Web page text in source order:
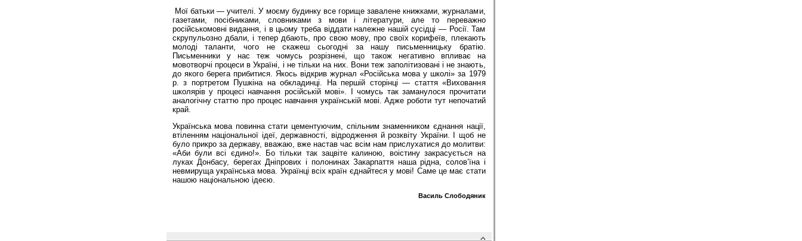
Мої батьки — учителі. У моєму будинку все горище завалене книжками, журналами,
газетами, посібниками, словниками з мови і літератури, але то переважно
російськомовні видання, і в цьому треба віддати належне нашій сусідці — Росії. Там
скрупульозно дбали, і тепер дбають, про свою мову, про своїх корифеїв, плекають
молоді таланти, чого не скажеш сьогодні за нашу письменницьку братію.
Письменники у нас теж чомусь розрізнені, що також негативно впливає на
мовотворчі процеси в Україні, і не тільки на них. Вони теж заполітизовані і не знають,
до якого берега прибитися. Якось відкрив журнал «Російська мова у школі» за 1979
р. з портретом Пушкіна на обкладинці. На першій сторінці — стаття «Виховання
школярів у процесі навчання російській мові». І чомусь так заманулося прочитати
аналогічну статтю про процес навчання українській мові. Адже роботи тут непочатий
край.
Українська мова повинна стати цементуючим, спільним знаменником єднання нації,
втіленням національної ідеї, державності, відродження й розквіту України. І щоб не
було прикро за державу, вважаю, вже настав час всім нам прислухатися до молитви:
«Аби були всі єдино!». Бо тільки так зацвіте калиною, воістину закрасується на
луках Донбасу, берегах Дніпрових і полонинах Закарпаття наша рідна, солов’їна і
невмируща українська мова. Українці всіх країн єднайтеся у мові! Саме це має стати
нашою національною ідеєю.
Василь Слободяник